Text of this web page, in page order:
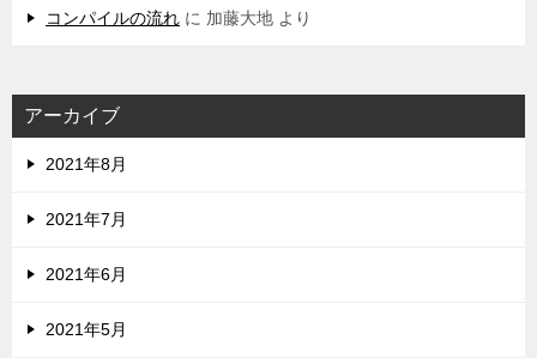
コンパイルの流れ に 加藤大地 より
アーカイブ
2021年8月
2021年7月
2021年6月
2021年5月